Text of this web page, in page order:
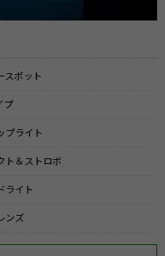
スポット
プ
プライト
ト＆ストロボ
ライト
ンズ